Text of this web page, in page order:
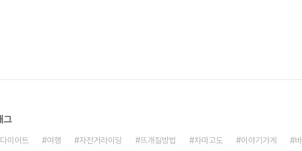
그
다이어트 여행 자전거라이딩 뜨개질방법 차마고도 이야기가게